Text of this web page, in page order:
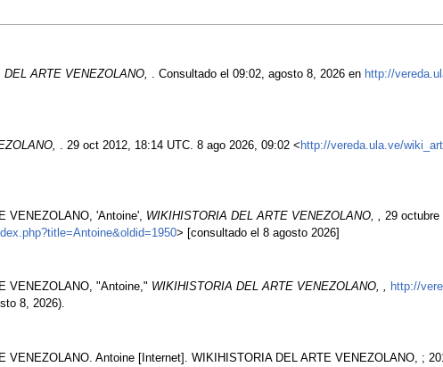
DEL ARTE VENEZOLANO, . Consultado el 09:02, agosto 8, 2026 en http://
. 29 oct 2012, 18:14 UTC. 8 ago 2026, 09:02 < http://vereda.ula.ve/
VENEZOLANO, 'Antoine', WIKIHISTORIA DEL ARTE VENEZOLANO, , 29 octubre
> [consultado el 8 agosto 2026]
VENEZOLANO, "Antoine," WIKIHISTORIA DEL ARTE VENEZOLANO, , http://
8, 2026).
VENEZOLANO. Antoine [Internet]. WIKIHISTORIA DEL ARTE VENEZOLANO, ;